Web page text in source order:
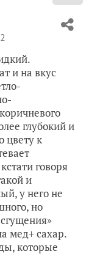
и на вкус
глубокий и
цвету к
говоря
и
у него не
но
мед+ сахар.
которые